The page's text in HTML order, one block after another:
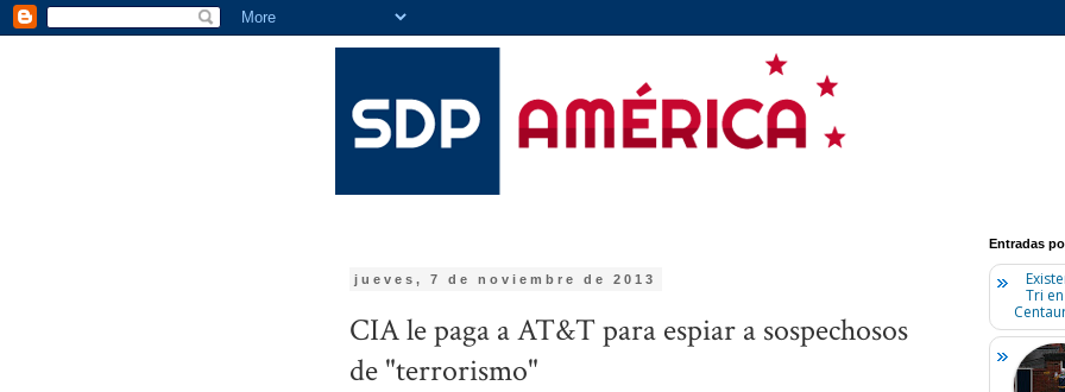
jueves, 7 de noviembre de 2013
CIA le paga a AT&T para espiar a sospechosos
de "terrorismo"
Entradas
Tri